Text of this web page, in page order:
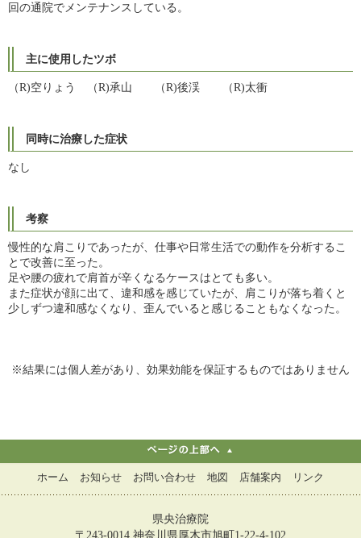
回の通院でメンテナンスしている。
主に使用したツボ
（R)空りょう （R)承山 （R)後渓 （R)太衝
同時に治療した症状
なし
考察
慢性的な肩こりであったが、仕事や日常生活での動作を分析するこ
とで改善に至った。
足や腰の疲れで肩首が辛くなるケースはとても多い。
また症状が顔に出て、違和感を感じていたが、肩こりが落ち着くと
少しずつ違和感なくなり、歪んでいると感じることもなくなった。
※結果には個人差があり、 効果効能を保証するものではありません
ホーム お知らせ お問い合わせ 地図 店舗案内 リンク
県央治療院
〒243-0014 神奈川県厚木市旭町1-22-4-102